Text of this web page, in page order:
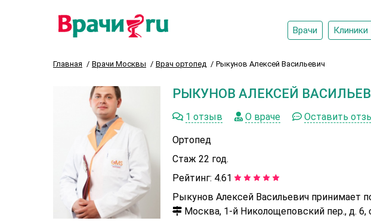
Врачи Клиники
Главная Врачи Москвы Врач ортопед Рыкунов Алексей Васильевич
РЫКУНОВ АЛЕКСЕЙ
1 отзыв О враче Оставить
Ортопед
Стаж 22 год.
Рейтинг: 4.61
Рыкунов Алексей Васильевич принимает
Москва, 1-й Николощеповский пер., д. 6,